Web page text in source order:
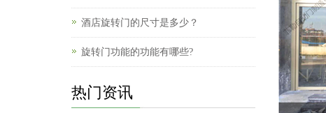
酒店旋转门的尺寸是多少？
旋转门功能的功能有哪些?
热门资讯